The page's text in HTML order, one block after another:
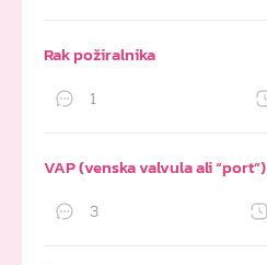
Rak požiralnika
1
VAP (venska valvula ali “port”)
3